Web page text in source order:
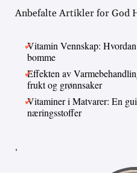
Anbefalte Artikler for God
Vitamin Vennskap:
bomme
Effekten av
frukt og grønnsaker
Vitaminer i Matvarer: En
næringsstoffer
,